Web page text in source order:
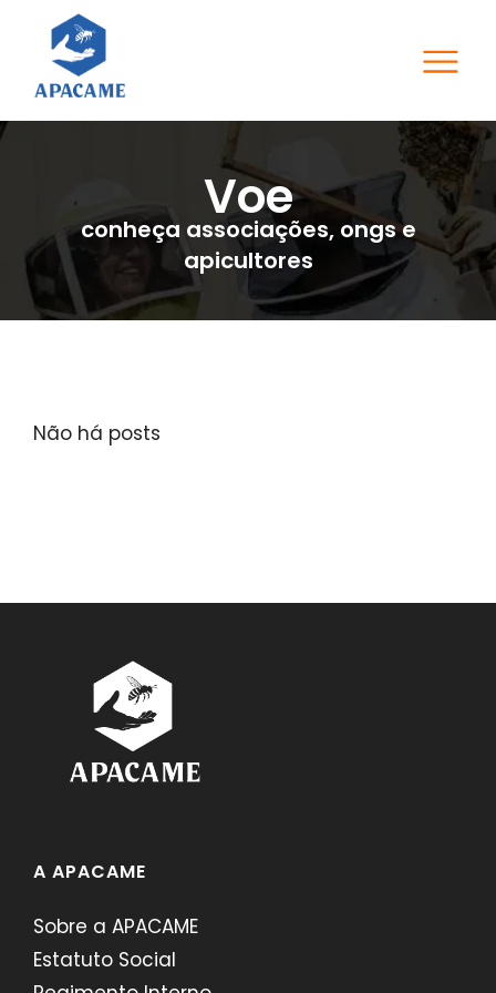
Voe
conheça associações, ongs e
apicultores
Não há posts
A APACAME
Sobre a APACAME
Estatuto Social